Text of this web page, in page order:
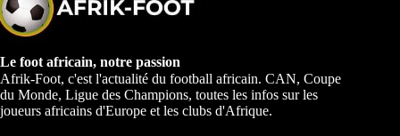
Le foot africain, notre passion
Afrik-Foot, c'est l'actualité du football africain. CAN, Coupe
du Monde, Ligue des Champions, toutes les infos sur les
joueurs africains d'Europe et les clubs d'Afrique.